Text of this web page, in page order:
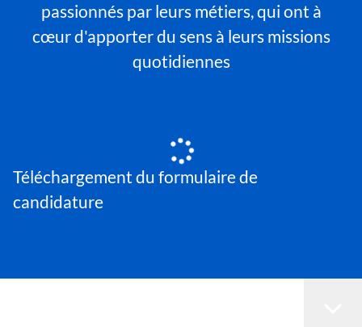
passionnés par leurs métiers, qui ont à
cœur d'apporter du sens à leurs missions
quotidiennes
Téléchargement du formulaire de
candidature